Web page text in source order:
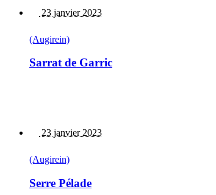
23 janvier 2023
(Augirein)
Sarrat de Garric
23 janvier 2023
(Augirein)
Serre Pélade